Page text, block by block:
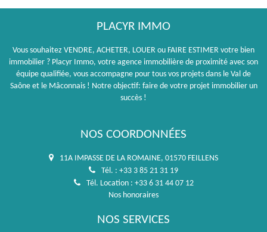
PLACYR IMMO
Vous souhaitez VENDRE, ACHETER, LOUER ou FAIRE ESTIMER votre bien
immobilier ? Placyr Immo, votre agence immobilière de proximité avec son
équipe qualifiée, vous accompagne pour tous vos projets dans le Val de
Saône et le Mâconnais ! Notre objectif: faire de votre projet immobilier un
succès !
NOS COORDONNÉES
11A IMPASSE DE LA ROMAINE, 01570 FEILLENS
Tél. : +33 3 85 21 31 19
Tél. Location : +33 6 31 44 07 12
Nos honoraires
NOS SERVICES